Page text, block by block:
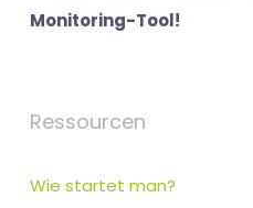
Monitoring-Tool!
Ressourcen
Wie startet man?